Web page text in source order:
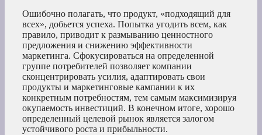
Ошибочно полагать, что продукт, «подходящий для
всех», добьется успеха. Попытка угодить всем, как
правило, приводит к размыванию ценностного
предложения и снижению эффективности
маркетинга. Сфокусироваться на определенной
группе потребителей позволяет компании
сконцентрировать усилия, адаптировать свои
продукты и маркетинговые кампании к их
конкретным потребностям, тем самым максимизируя
окупаемость инвестиций. В конечном итоге, хорошо
определенный целевой рынок является залогом
устойчивого роста и прибыльности.